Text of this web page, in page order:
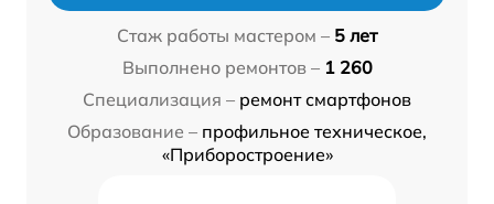
Стаж работы мастером – 5 лет
Выполнено ремонтов – 1 260
Специализация – ремонт смартфонов
Образование – профильное техническое,
«Приборостроение»